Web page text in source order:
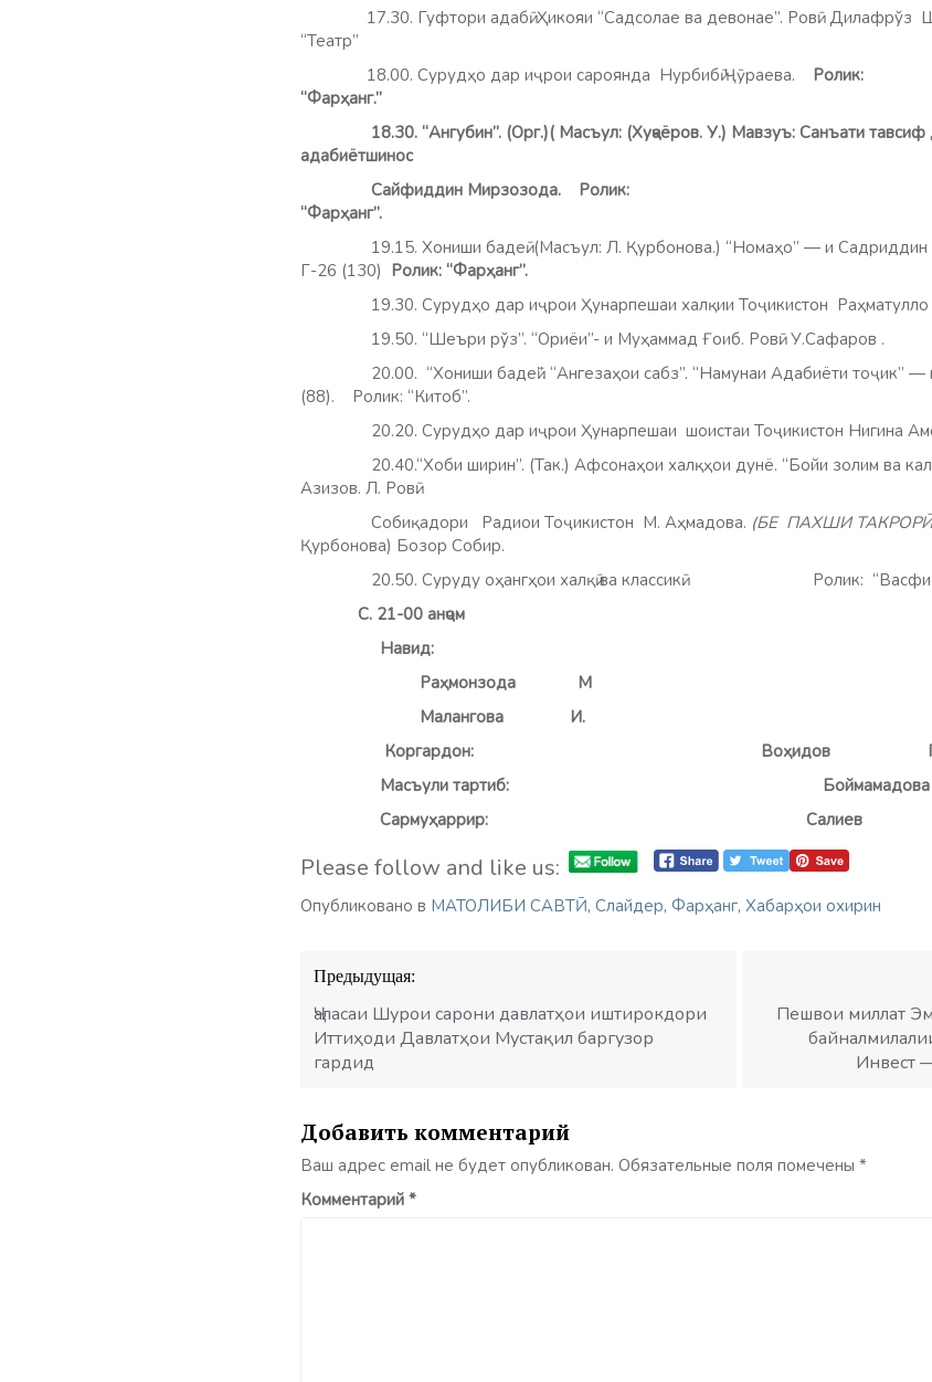
17.30. Гуфтори адабӣ. Ҳикояи “Садсолае ва девонае”. Ровӣ:
“Театр”
18.00. Сурудҳо дар иҷрои сароянда Нурбибӣ Ҷӯраева. Ролик:
“Фарҳанг.”
18.30. “Ангубин”. (Орг.)( Масъул: (Хуҷаёров. У.) Мавзуъ: Санъати тавсиф
адабиётшинос
Сайфиддин Мирзозода. Ролик:
“Фарҳанг”.
19.15. Хониши бадеӣ. (Масъул: Л. Қурбонова.) “Номаҳо” — и Садриддин
Г-26 (130) Ролик: “Фарҳанг”.
19.30. Сурудҳо дар иҷрои Ҳунарпешаи халқии Тоҷикистон
19.50. “Шеъри рўз”. “Ориёи”- и Муҳаммад Ғоиб. Ровӣ: У.Сафаров .
20.00. “Хониши бадеӣ”. “Ангезаҳои сабз”. “Намунаи Адабиёти тоҷик” — и
(88). Ролик: “Китоб”.
20.20. Сурудҳо дар иҷрои Ҳунарпешаи шоистаи Тоҷикистон Нигина
20.40.“Хоби ширин”. (Так.) Афсонаҳои халқҳои дунё. “Бойи золим ва
Азизов. Л. Ровӣ:
Собиқадори Радиои Тоҷикистон М. Аҳмадова. (БЕ ПАХШИ
Қурбонова) Бозор Собир.
20.50. Суруду оҳангҳои халқӣ ва классикӣ. Ролик: “Васфи
С. 21-00 анҷом
Раҳмонзода М
Малангова И.
Коргардон:
Масъули тартиб:
Сармуҳаррир:
Please follow and like us:
Опубликовано в МАТОЛИБИ САВТӢ, Слайдер, Фарҳанг, Хабарҳои охирин
Навигация
по
записям
Предыдущая:
Ҷаласаи Шурои сарони давлатҳои иштирокдори
Иттиҳоди Давлатҳои Мустақил баргузор
гардид
Пешвои миллат
Инвест
Добавить комментарий
Ваш адрес email не будет опубликован. Обязательные поля помечены *
Комментарий *